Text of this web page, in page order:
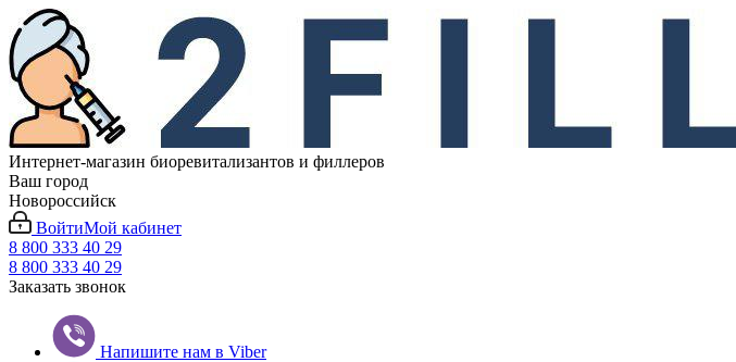
Интернет-магазин биоревитализантов и филлеров
Ваш город
Новороссийск
ВойтиМой кабинет
8 800 333 40 29
8 800 333 40 29
Заказать звонок
Напишите нам в Viber